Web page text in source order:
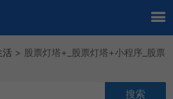
活 > 股票灯塔+_股票灯塔+小程序_股票